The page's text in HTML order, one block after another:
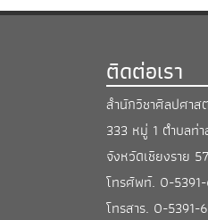
ติดต่อเรา
สำนักวิชาศิลปศาส
333 หมู่ 1 ตำบลท่า
จังหวัดเชียงราย
โทรศัพท์. 0-
โทรสาร. 0-5391-